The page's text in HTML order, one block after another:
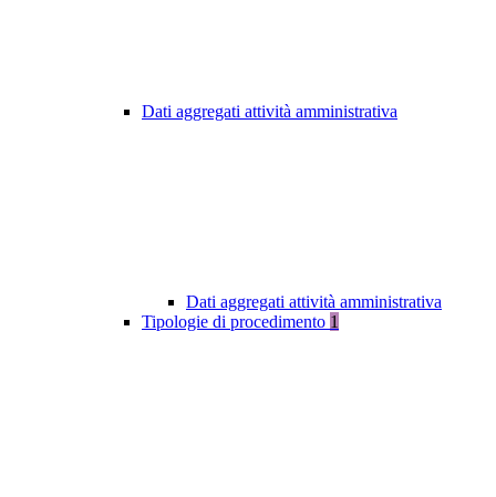
Dati aggregati attività amministrativa
Dati aggregati attività amministrativa
Tipologie di procedimento 1